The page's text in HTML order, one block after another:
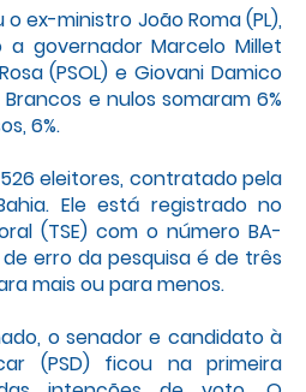
ex-ministro João Roma (PL),
governador Marcelo Millet
(PSOL) e Giovani Damico
e nulos somaram 6%
6%.
eleitores, contratado pela
Ele está registrado no
(TSE) com o número BA-
erro da pesquisa é de três
mais ou para menos.
o senador e candidato à
(PSD) ficou na primeira